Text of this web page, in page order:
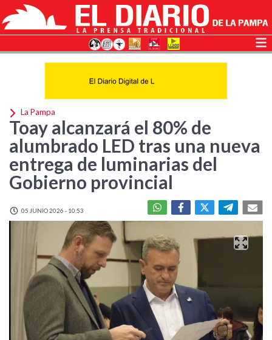
La Pampa
Toay alcanzará el 80% de
alumbrado LED tras una nueva
entrega de luminarias del
Gobierno provincial
05 JUNIO 2026 - 10:53